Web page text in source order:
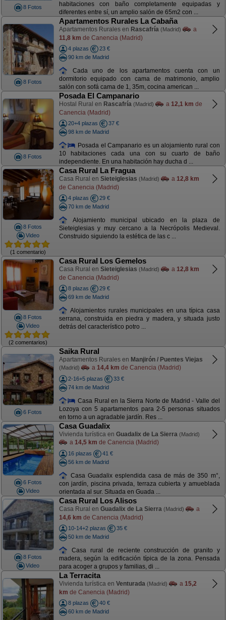
8 Fotos
habitaciones con baño completamente equipadas y
diferentes entre sí, un amplio salón de 65m2 con ...
8 Fotos
Apartamentos Rurales La Cabaña
Apartamentos Rurales en Rascafría (Madrid)
a
11,8 km de Canencia (Madrid)
4 plazas
23 €
90 km de Madrid
Cada uno de los apartamentos cuenta con un
dormitorio equipado con cama de matrimonio, amplio
salón con sofá cama de 1, 35m, cocina american ...
8 Fotos
Posada El Campanario
Hostal Rural en Rascafría (Madrid) a 12,1 km de
Canencia (Madrid)
20+4 plazas
37 €
98 km de Madrid
Posada el Campanario es un alojamiento rural con
10 habitaciones cada una con su cuarto de baño
independiente. En una habitación hay ducha d ...
8 Fotos
Video
(1 comentario)
Casa Rural La Fragua
Casa Rural en Sieteiglesias (Madrid) a 12,8 km
de Canencia (Madrid)
4 plazas
29 €
70 km de Madrid
Alojamiento municipal ubicado en la plaza de
Sieteiglesias y muy cercano a la Necrópolis Medieval.
Construido siguiendo la estética de las c ...
8 Fotos
Video
(2 comentarios)
Casa Rural Los Gemelos
Casa Rural en Sieteiglesias (Madrid) a 12,8 km
de Canencia (Madrid)
8 plazas
29 €
69 km de Madrid
Alojamientos rurales municipales en una típica casa
serrana, construida en piedra y madera, y situada justo
detrás del característico potro ...
6 Fotos
Saika Rural
Apartamentos Rurales en Manjirón / Puentes Viejas
(Madrid) a 14,4 km de Canencia (Madrid)
2-16+5 plazas
33 €
74 km de Madrid
Casa Rural en la Sierra Norte de Madrid - Valle del
Lozoya con 5 apartamentos para 2-5 personas situados
en torno a un agradable jardín. Res ...
6 Fotos
Video
Casa Guadalix
Vivienda turística en Guadalix de La Sierra (Madrid)
a 14,5 km de Canencia (Madrid)
16 plazas
41 €
56 km de Madrid
Casa Guadalix esplendida casa de más de 350 m°,
con jardín, piscina privada, terraza cubierta y amueblada
orientada al sur. Situada en Guada ...
8 Fotos
Video
Casa Rural Los Alisos
Casa Rural en Guadalix de La Sierra (Madrid)
a
14,6 km de Canencia (Madrid)
10-14+2 plazas
35 €
50 km de Madrid
Casa rural de reciente construcción de granito y
madera, según la edificación típica de la zona. Pensada
para acoger a grupos y familias, di ...
La Terracita
Vivienda turística en Venturada (Madrid) a 15,2
km de Canencia (Madrid)
8 plazas
40 €
60 km de Madrid